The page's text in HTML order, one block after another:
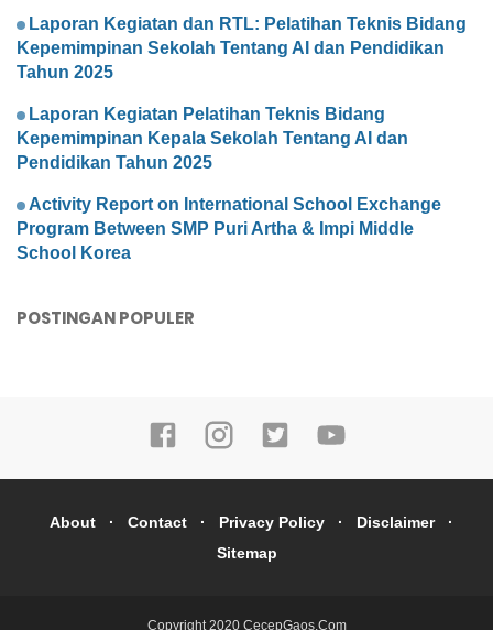
Laporan Kegiatan dan RTL: Pelatihan Teknis Bidang
Kepemimpinan Sekolah Tentang AI dan Pendidikan
Tahun 2025
Laporan Kegiatan Pelatihan Teknis Bidang
Kepemimpinan Kepala Sekolah Tentang AI dan
Pendidikan Tahun 2025
Activity Report on International School Exchange
Program Between SMP Puri Artha & Impi Middle
School Korea
POSTINGAN POPULER
About Contact Privacy Policy
Disclaimer
Sitemap
Copyright 2020 CecepGaos.Com